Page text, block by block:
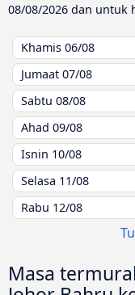
08/08/2026 dan untuk
Khamis 06/08
Jumaat 07/08
Sabtu 08/08
Ahad 09/08
Isnin 10/08
Selasa 11/08
Rabu 12/08
Masa